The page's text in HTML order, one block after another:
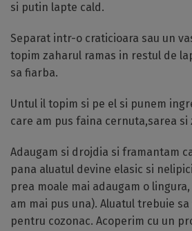
si putin lapte cald.
Separat intr-o craticioara sau un
topim zaharul ramas in restul de
sa fiarba.
Untul il topim si pe el si punem
care am pus faina cernuta,sarea si
Adaugam si drojdia si framantam
pana aluatul devine elasic si
prea moale mai adaugam o
am mai pus una). Aluatul trebuie
pentru cozonac. Acoperim cu un